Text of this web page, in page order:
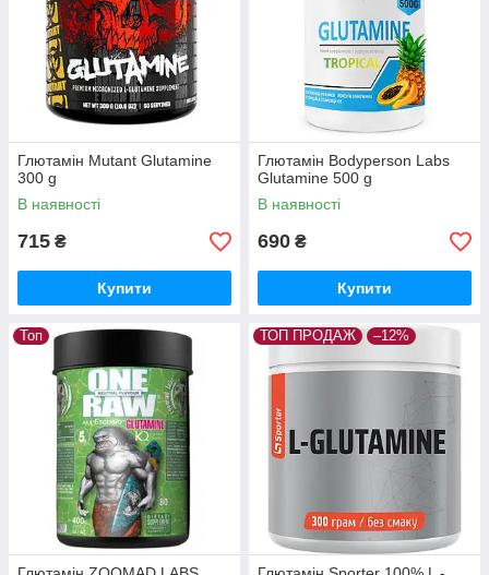
Глютамін Mutant Glutamine
300 g
В наявності
715 ₴
Купити
Глютамін Bodyperson Labs
Glutamine 500 g
В наявності
690 ₴
Купити
Топ ТОП ПРОДАЖ –12%